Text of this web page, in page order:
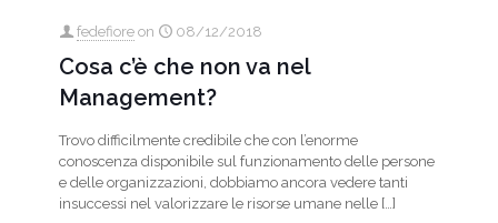
fedefiore on 08/12/2018
Cosa c’è che non va nel
Management?
Trovo difficilmente credibile che con l’enorme
conoscenza disponibile sul funzionamento delle persone
e delle organizzazioni, dobbiamo ancora vedere tanti
insuccessi nel valorizzare le risorse umane nelle […]